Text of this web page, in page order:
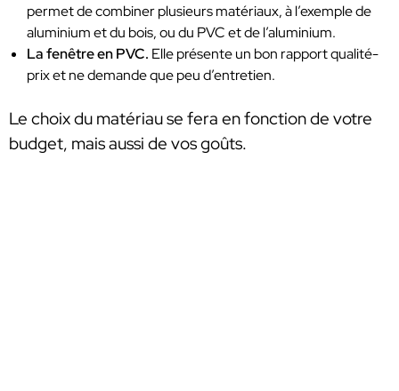
permet de combiner plusieurs matériaux, à l’exemple de
aluminium et du bois, ou du PVC et de l’aluminium.
La fenêtre en PVC. Elle présente un bon rapport qualité-
prix et ne demande que peu d’entretien.
Le choix du matériau se fera en fonction de votre
budget, mais aussi de vos goûts.